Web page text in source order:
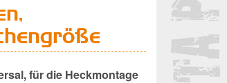
für die Heckmontage